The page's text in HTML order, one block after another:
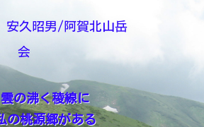
安久昭男/阿賀北山岳
会
雲の沸く稜線に
の桃源郷がある